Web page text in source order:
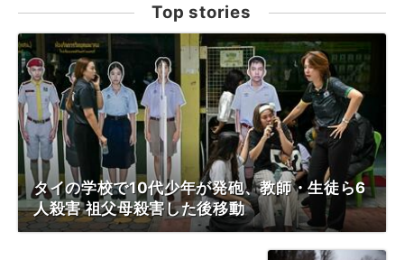
Top stories
タイの学校で10代少年が発砲、教師・生徒ら6
人殺害 祖父母殺害した後移動